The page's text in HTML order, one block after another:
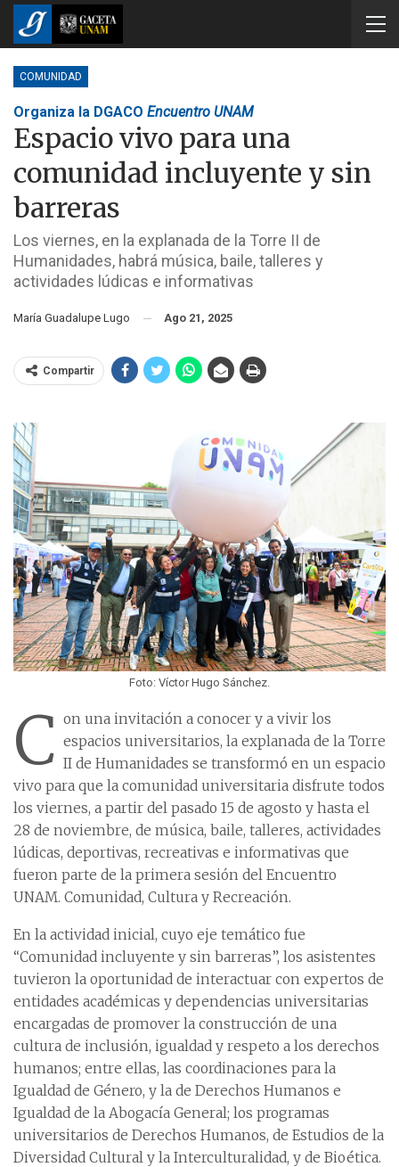
COMUNIDAD
Organiza la DGACO Encuentro UNAM
Espacio vivo para una
comunidad incluyente y sin
barreras
Los viernes, en la explanada de la Torre II de
Humanidades, habrá música, baile, talleres y
actividades lúdicas e informativas
María Guadalupe Lugo Ago 21, 2025
Compartir
Foto: Víctor Hugo Sánchez.
C on una invitación a conocer y a vivir los
espacios universitarios, la explanada de la Torre
II de Humanidades se transformó en un espacio
vivo para que la comunidad universitaria disfrute todos
los viernes, a partir del pasado 15 de agosto y hasta el
28 de noviembre, de música, baile, talleres, actividades
lúdicas, deportivas, recreativas e informativas que
fueron parte de la primera sesión del Encuentro
UNAM. Comunidad, Cultura y Recreación.
En la actividad inicial, cuyo eje temático fue
“Comunidad incluyente y sin barreras”, los asistentes
tuvieron la oportunidad de interactuar con expertos de
entidades académicas y dependencias universitarias
encargadas de promover la construcción de una
cultura de inclusión, igualdad y respeto a los derechos
humanos; entre ellas, las coordinaciones para la
Igualdad de Género, y la de Derechos Humanos e
Igualdad de la Abogacía General; los programas
universitarios de Derechos Humanos, de Estudios de la
Diversidad Cultural y la Interculturalidad, y de Bioética.